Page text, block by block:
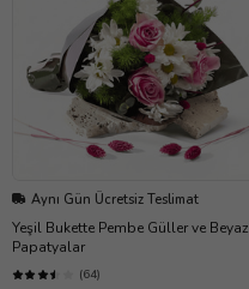
Aynı Gün Ücretsiz Teslimat
Yeşil Bukette Pembe Güller ve Beyaz
Papatyalar
(64)